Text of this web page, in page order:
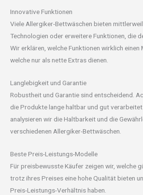
Innovative Funktionen
Viele Allergiker-Bettwäschen bieten
Technologien oder erweitere Funktionen, die
Wir erklären, welche Funktionen wirklich einen
welche nur als nette Extras dienen.
Langlebigkeit und Garantie
Robustheit und Garantie sind entscheidend.
die Produkte lange haltbar und gut
analysieren wir die Haltbarkeit und die
verschiedenen Allergiker-Bettwäschen.
Beste Preis-Leistungs-Modelle
Für preisbewusste Käufer zeigen wir, welche
trotz ihres Preises eine hohe Qualität bieten
Preis-Leistungs-Verhältnis haben.